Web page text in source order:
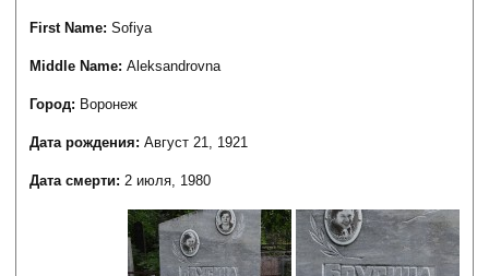
First Name:Sofiya
Middle Name:Aleksandrovna
Город: Воронеж
Дата рождения:Август 21, 1921
Дата смерти:2 июля, 1980